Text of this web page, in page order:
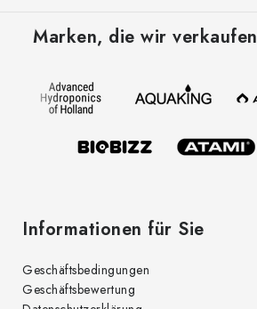
Marken, die wir verkaufen
Informationen für Sie
Geschäftsbedingungen
Geschäftsbewertung